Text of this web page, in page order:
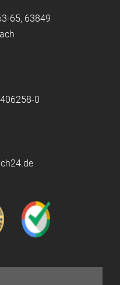
65, 63849
0